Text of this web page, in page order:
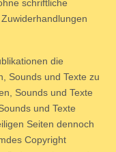
schriftliche
die
Sounds und Texte zu
Sounds und Texte
und Texte
Seiten dennoch
Copyright